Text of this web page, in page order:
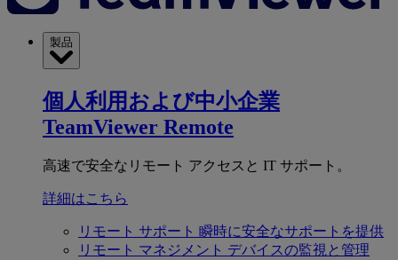
製品
個人利用および中小企業
TeamViewer Remote
高速で安全なリモート アクセスと IT サポート。
詳細はこちら
リモート サポート 瞬時に安全なサポートを提供
リモート マネジメント デバイスの監視と管理